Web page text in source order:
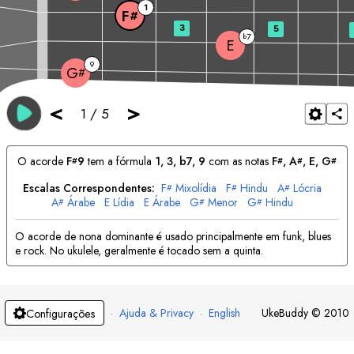
< 1 / 5 >
G# 9
E b7
F# 1
3 5
O acorde F#9 tem a fórmula 1, 3, b7, 9 com as notas F#, A#, E, G#
Escalas Correspondentes: F# Mixolídia F# Hindu A# Lócria
A# Árabe E Lídia E Árabe G# Menor G# Hindu
O acorde de nona dominante é usado principalmente em funk, blues
e rock. No ukulele, geralmente é tocado sem a quinta.
Configurações · Ajuda & Privacy · English UkeBuddy © 2010